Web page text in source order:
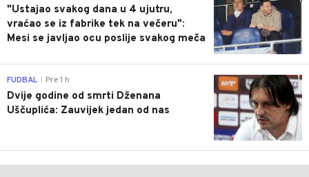
"Ustajao svakog dana u 4 ujutru,
vraćao se iz fabrike tek na večeru":
Mesi se javljao ocu poslije svakog meča
1
FUDBAL Pre 1 h
Dvije godine od smrti Dženana
Uščuplića: Zauvijek jedan od nas